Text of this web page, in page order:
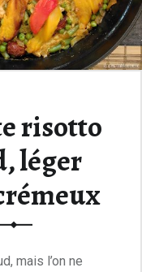
risotto
léger
mais l’on ne